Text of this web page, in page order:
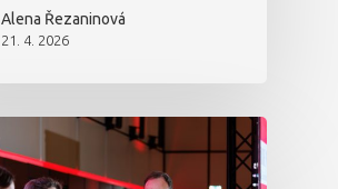
Alena Řezaninová
21. 4. 2026